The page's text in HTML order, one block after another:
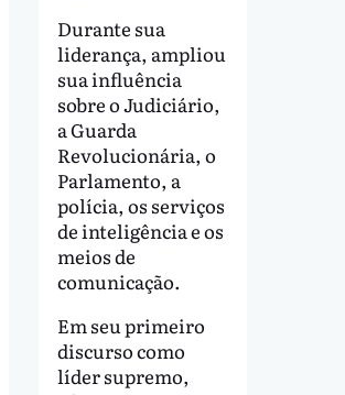
Durante sua
liderança, ampliou
sua influência
sobre o Judiciário,
a Guarda
Revolucionária, o
Parlamento, a
polícia, os serviços
de inteligência e os
meios de
comunicação.
Em seu primeiro
discurso como
líder supremo,